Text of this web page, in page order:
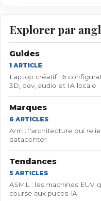
Explorer par
Guides
1 ARTICLE
Laptop créatif : 6
3D, dev, audio et IA locale
Marques
6 ARTICLES
Arm : l'architecture qui
datacenter
Tendances
5 ARTICLES
ASML : les machines EUV
course aux puces IA